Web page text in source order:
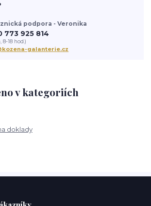
v kategoriích
doklady
podpora - Veronika
773 925 814
8-18 hod.)
galanterie.cz